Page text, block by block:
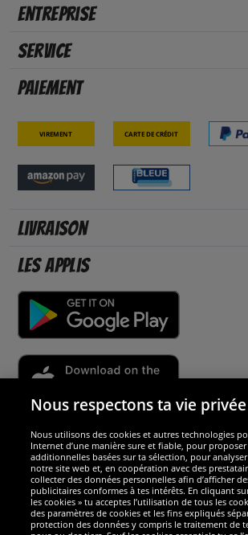
Entreprise
Service
Paiement
Virement Carte de crédit
Livraison
Les applis
Sécurité
Nous sommes
Nous respectons ta vie privée
Nous utilisons des cookies et autres technologies
Internet d’une manière sure et fiable, pour
additionnelles basées sur ta sélection, pour
notre site web et, en coopération avec des
collecter des données personnelles afin d’afficher
publicitaires conformes à tes intérêts. En cliquant
les cookies » tu acceptes l’utilisation de tous les
des paramètres de cookies et les fins expliqués
protection des données y compris le traitement de